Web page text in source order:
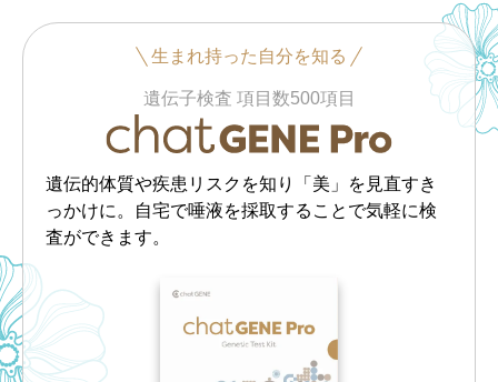
生まれ持った自分を知る
遺伝子検査 項目数500項目
遺伝的体質や疾患リスクを知り「美」を見直すき
っかけに。自宅で唾液を採取することで気軽に検
査ができます。